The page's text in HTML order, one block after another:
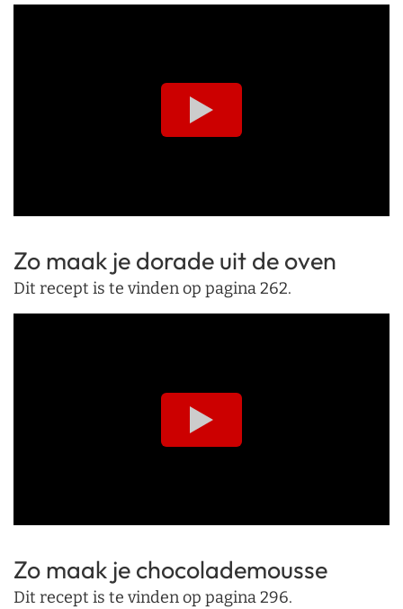
Zo maak je dorade uit de oven
Dit recept is te vinden op pagina 262.
Zo maak je chocolademousse
Dit recept is te vinden op pagina 296.